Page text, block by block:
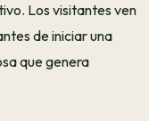
Los visitantes ven
de iniciar una
que genera